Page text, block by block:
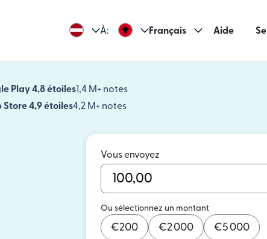
À: Français Aide
Play 4,8 étoiles1,4 M+ notes
Store 4,9 étoiles4,2 M+ notes
(s'ouvre dans une nouvelle
Vous envoyez
Ou sélectionnez un montant
€200 €2 000 €5 000